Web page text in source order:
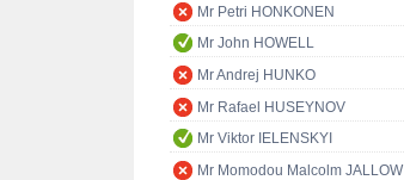
Mr Petri HONKONEN
Mr John HOWELL
Mr Andrej HUNKO
Mr Rafael HUSEYNOV
Mr Viktor IELENSKYI
Mr Momodou Malcolm JALLOW